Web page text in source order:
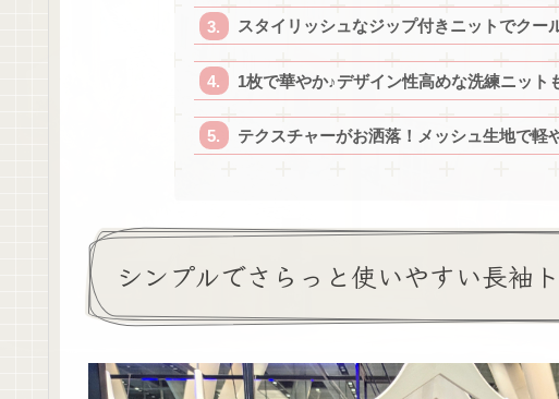
スタイリッシュなジップ付きニットでクー
1枚で華やか♪デザイン性高めな洗練ニット
テクスチャーがお洒落！メッシュ生地で軽
シンプルでさらっと使いやすい長袖